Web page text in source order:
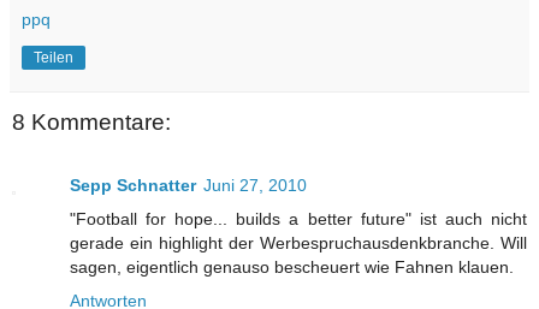
ppq
Teilen
8 Kommentare:
Sepp Schnatter Juni 27, 2010
"Football for hope... builds a better future" ist auch nicht
gerade ein highlight der Werbespruchausdenkbranche. Will
sagen, eigentlich genauso bescheuert wie Fahnen klauen.
Antworten